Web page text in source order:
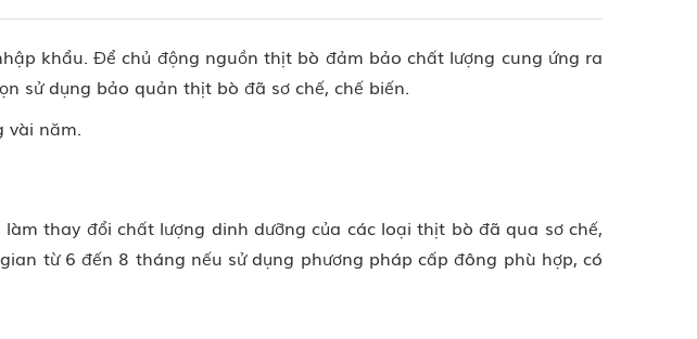
khẩu. Để chủ động nguồn thịt bò đảm bảo chất lượng cung ứng ra
sử dụng bảo quản thịt bò đã sơ chế, chế biến.
vài năm.
thay đổi chất lượng dinh dưỡng của các loại thịt bò đã qua sơ chế,
từ 6 đến 8 tháng nếu sử dụng phương pháp cấp đông phù hợp, có